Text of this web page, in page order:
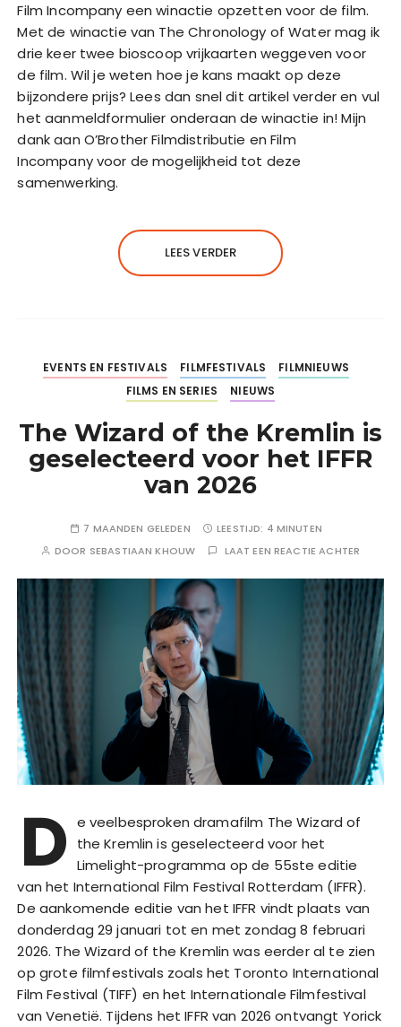
Film Incompany een winactie opzetten voor de film.
Met de winactie van The Chronology of Water mag ik
drie keer twee bioscoop vrijkaarten weggeven voor
de film. Wil je weten hoe je kans maakt op deze
bijzondere prijs? Lees dan snel dit artikel verder en vul
het aanmeldformulier onderaan de winactie in! Mijn
dank aan O’Brother Filmdistributie en Film
Incompany voor de mogelijkheid tot deze
samenwerking.
LEES VERDER
EVENTS EN FESTIVALS FILMFESTIVALS
FILMNIEUWS
FILMS EN SERIES
NIEUWS
The Wizard of the Kremlin is
geselecteerd voor het IFFR
van 2026
7 MAANDEN GELEDEN LEESTIJD: 4 MINUTEN
DOOR SEBASTIAAN KHOUW LAAT EEN REACTIE ACHTER
D e veelbesproken dramafilm The Wizard of
the Kremlin is geselecteerd voor het
Limelight-programma op de 55ste editie
van het International Film Festival Rotterdam (IFFR).
De aankomende editie van het IFFR vindt plaats van
donderdag 29 januari tot en met zondag 8 februari
2026. The Wizard of the Kremlin was eerder al te zien
op grote filmfestivals zoals het Toronto International
Film Festival (TIFF) en het Internationale Filmfestival
van Venetië. Tijdens het IFFR van 2026 ontvangt Yorick